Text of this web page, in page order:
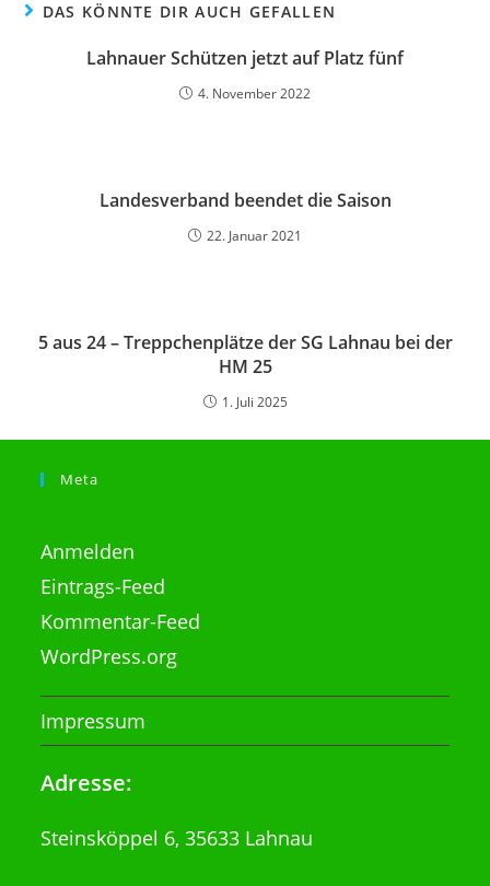
DAS KÖNNTE DIR AUCH GEFALLEN
Lahnauer Schützen jetzt auf Platz fünf
4. November 2022
Landesverband beendet die Saison
22. Januar 2021
5 aus 24 – Treppchenplätze der SG Lahnau bei der
HM 25
1. Juli 2025
Meta
Anmelden
Eintrags-Feed
Kommentar-Feed
WordPress.org
Impressum
Adresse:
Steinsköppel 6, 35633 Lahnau